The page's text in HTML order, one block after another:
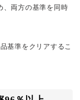
、両方の基準を同時
基準をクリアするこ